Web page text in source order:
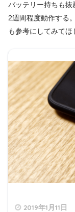
バッテリー持ちも抜
2週間程度動作する
も参考にしてみてほ
2019年1月11日